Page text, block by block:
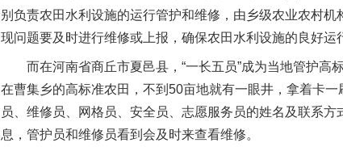
别负责农田水利设施的运行管护和维修，由乡级农业农村
现问题要及时进行维修或上报，确保农田水利设施的良好运
而在河南省商丘市夏邑县，“一长五员”成为当地管护高
在曹集乡的高标准农田，不到50亩地就有一眼井，拿着卡
员、维修员、网格员、安全员、志愿服务员的姓名及联系
息，管护员和维修员看到会及时来查看维修。
完善运行机制助力责任有效落实 一纸欠条